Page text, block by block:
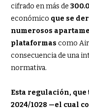
cifrado en más de
económico que se
numerosos
plataformas como
consecuencia de una
normativa.
Esta regulación, que
2024/1028 —el cual